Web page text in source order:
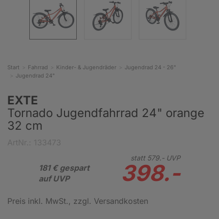
Start Fahrrad Kinder- & Jugendräder
Jugendrad 24 - 26"
Jugendrad 24"
EXTE
Tornado Jugendfahrrad 24" orange
32 cm
181 € gespart
auf UVP
statt 579.-UVP
398.-
Preis inkl. MwSt. , zzgl. Versandkosten